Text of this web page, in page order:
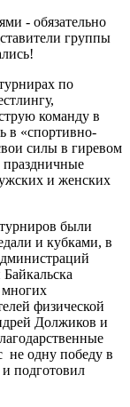
- обязательно
группы
по
команду в
в «спортивно-
силы в гиревом
праздничные
и женских
были
и кубками, в
многих
физической
Должиков и
не одну победу в
подготовил